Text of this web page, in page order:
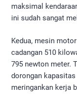
maksimal
ini sudah sangat
Kedua, mesin
cadangan 510
795 newton meter.
dorongan
meringankan kerja